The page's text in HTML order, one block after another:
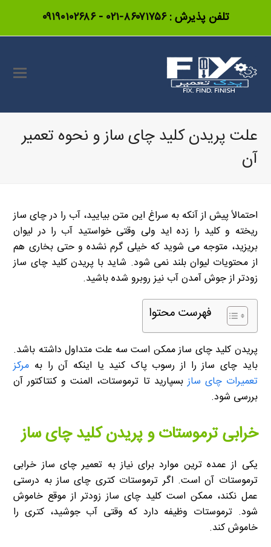
تلفن پذیرش :۸۶۰۷۱۷۵۶-۰۲۱ -۰۹۱۹۰۱۰۲۶۸۶
علت پریدن کلید چای ساز و نحوه تعمیر
آن
احتمالاً پیش از آنکه به سراغ این متن بیایید، آب را در چای ساز
ریخته و کلید را زده اید ولی وقتی خواستید آب را در لیوان
بریزید، متوجه می شوید که خیلی گرم نشده و حتی بخاری هم
از محتویات لیوان بلند نمی شود. شاید با پریدن کلید چای ساز
زودتر از جوش آمدن آب نیز روبرو شده باشید.
فهرست محتوا
پریدن کلید چای ساز ممکن است سه علت متداول داشته باشد.
باید چای ساز را از رسوب پاک کنید یا اینکه آن را به مرکز
تعمیرات چای سازبسپارید تا ترموستات، المنت و کنتاکتور آن
بررسی شود.
خرابی ترموستات و پریدن کلید چای ساز
یکی از عمده ترین موارد برای نیاز به تعمیر چای ساز خرابی
ترموستات آن است. اگر ترموستات کتری چای ساز به درستی
عمل نکند، ممکن است کلید چای ساز زودتر از موقع خاموش
شود. ترموستات وظیفه دارد که وقتی آب جوشید، کتری را
خاموش کند.